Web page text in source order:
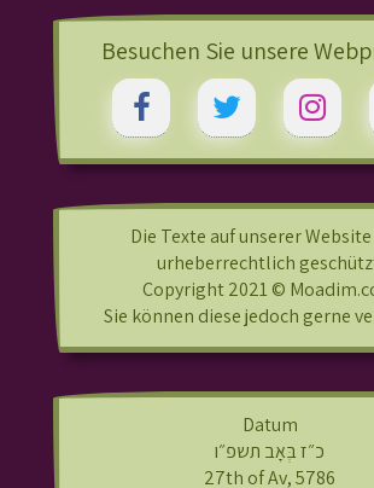
Besuchen Sie unsere
Die Texte auf unserer
urheberrechtlich
Copyright 2021 ©
Sie können diese jedoch gerne
Datum
כ״ז בְּאָב תשפ״ו
27th of Av, 5786